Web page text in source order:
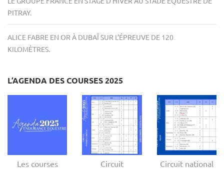
PITRAY.
ALICE FABRE EN OR À DUBAÏ SUR L’ÉPREUVE DE 120
KILOMÈTRES.
L’AGENDA DES COURSES 2025
Les courses
Circuit
Circuit national